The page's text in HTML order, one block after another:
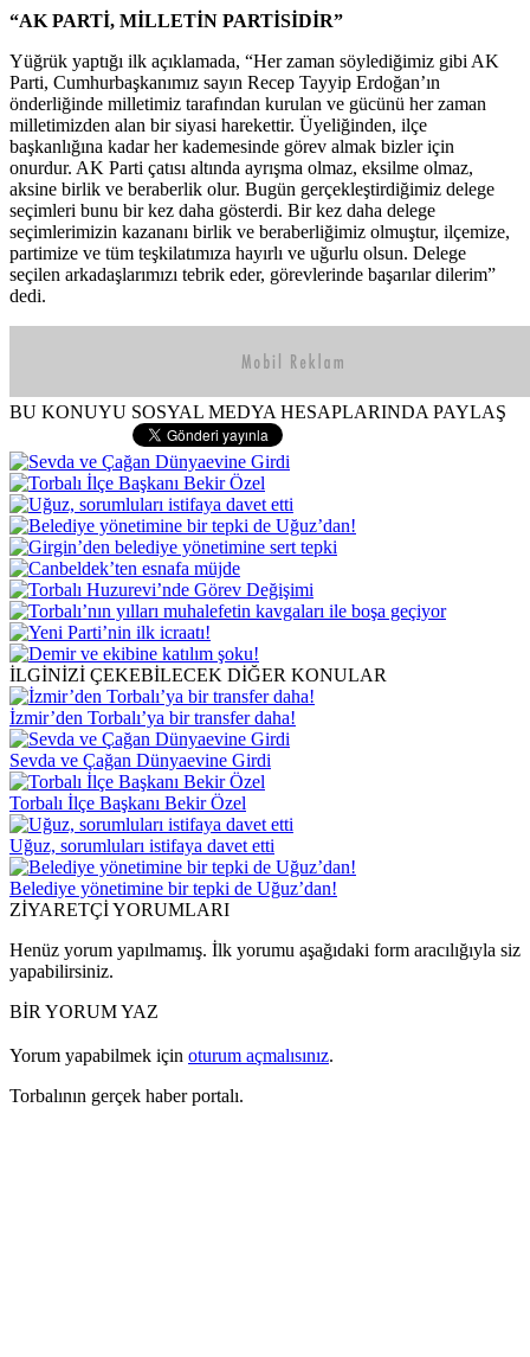
“AK PARTİ, MİLLETİN PARTİSİDİR”
Yüğrük yaptığı ilk açıklamada, “Her zaman söylediğimiz gibi AK
Parti, Cumhurbaşkanımız sayın Recep Tayyip Erdoğan’ın
önderliğinde milletimiz tarafından kurulan ve gücünü her zaman
milletimizden alan bir siyasi harekettir. Üyeliğinden, ilçe
başkanlığına kadar her kademesinde görev almak bizler için
onurdur. AK Parti çatısı altında ayrışma olmaz, eksilme olmaz,
aksine birlik ve beraberlik olur. Bugün gerçekleştirdiğimiz delege
seçimleri bunu bir kez daha gösterdi. Bir kez daha delege
seçimlerimizin kazananı birlik ve beraberliğimiz olmuştur, ilçemize,
partimize ve tüm teşkilatımıza hayırlı ve uğurlu olsun. Delege
seçilen arkadaşlarımızı tebrik eder, görevlerinde başarılar dilerim”
dedi.
BU KONUYU SOSYAL MEDYA HESAPLARINDA PAYLAŞ
İLGİNİZİ ÇEKEBİLECEK DİĞER KONULAR
İzmir’den Torbalı’ya bir transfer daha!
Sevda ve Çağan Dünyaevine Girdi
Torbalı İlçe Başkanı Bekir Özel
Uğuz, sorumluları istifaya davet etti
Belediye yönetimine bir tepki de Uğuz’dan!
ZİYARETÇİ YORUMLARI
Henüz yorum yapılmamış. İlk yorumu aşağıdaki form aracılığıyla siz
yapabilirsiniz.
BİR YORUM YAZ
Yorum yapabilmek için oturum açmalısınız.
Torbalının gerçek haber portalı.